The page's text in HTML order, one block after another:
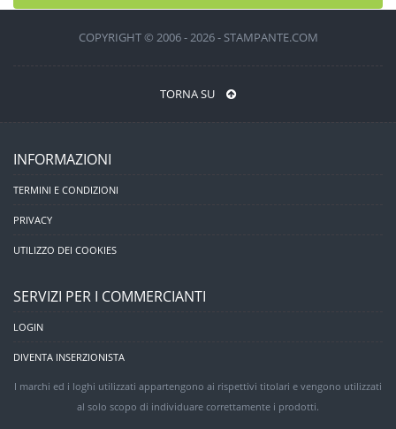
COPYRIGHT © 2006 - 2026 - STAMPANTE.COM
TORNA SU
INFORMAZIONI
TERMINI E CONDIZIONI
PRIVACY
UTILIZZO DEI COOKIES
SERVIZI PER I COMMERCIANTI
LOGIN
DIVENTA INSERZIONISTA
I marchi ed i loghi utilizzati appartengono ai rispettivi titolari e vengono utilizzati
al solo scopo di individuare correttamente i prodotti.